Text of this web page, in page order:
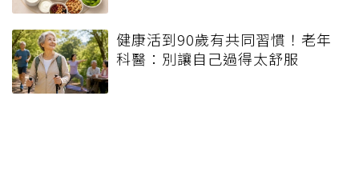
健康活到90歲有共同習慣！老年
科醫：別讓自己過得太舒服